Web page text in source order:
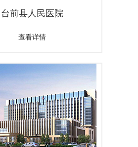
台前县人民医院
查看详情